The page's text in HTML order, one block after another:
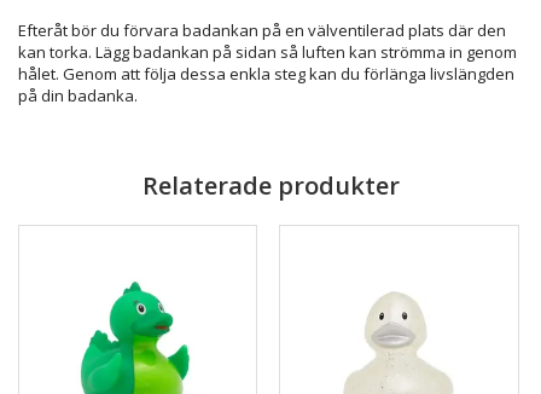
Efteråt bör du förvara badankan på en välventilerad plats där den
kan torka. Lägg badankan på sidan så luften kan strömma in genom
hålet. Genom att följa dessa enkla steg kan du förlänga livslängden
på din badanka.
Relaterade produkter